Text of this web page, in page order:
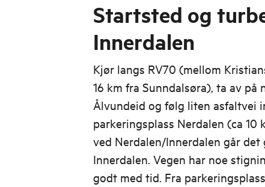
Startsted og
Innerdalen
Kjør langs RV70 (mellom
16 km fra Sunndalsøra), ta av på
Ålvundeid og følg liten asfaltvei
parkeringsplass Nerdalen (ca 10
ved Nerdalen/Innerdalen går det
Innerdalen. Vegen har noe
godt med tid. Fra